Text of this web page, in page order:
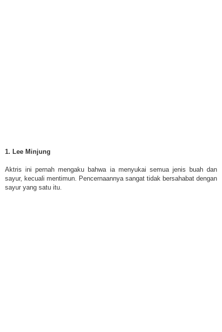
1. Lee Minjung
Aktris ini pernah mengaku bahwa ia menyukai semua jenis buah dan
sayur, kecuali mentimun. Pencernaannya sangat tidak bersahabat dengan
sayur yang satu itu.